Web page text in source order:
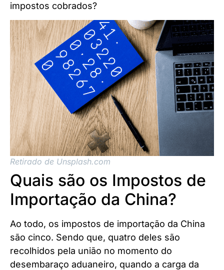
impostos cobrados?
Retirado de Unsplash.com
Quais são os Impostos de
Importação da China?
Ao todo, os impostos de importação da China
são cinco. Sendo que, quatro deles são
recolhidos pela união no momento do
desembaraço aduaneiro, quando a carga da